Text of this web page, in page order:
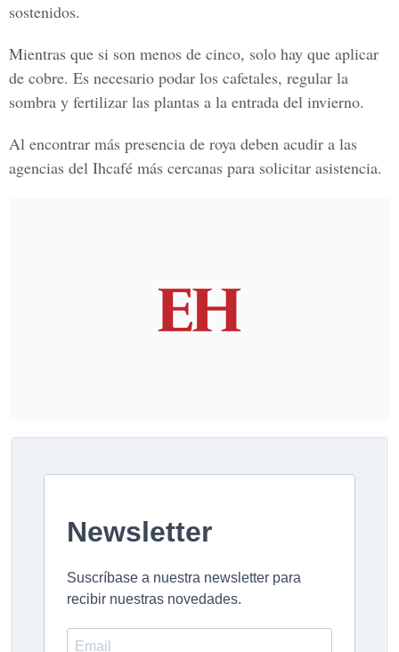
sostenidos.
Mientras que si son menos de cinco, solo hay que aplicar
de cobre. Es necesario podar los cafetales, regular la
sombra y fertilizar las plantas a la entrada del invierno.
Al encontrar más presencia de roya deben acudir a las
agencias del Ihcafé más cercanas para solicitar asistencia.